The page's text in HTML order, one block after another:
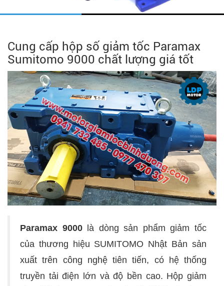
Cung cấp hộp số giảm tốc Paramax
Sumitomo 9000 chất lượng giá tốt
Paramax 9000là dòng sản phẩm giảm tốc
của thương hiệu SUMITOMO Nhật Bản sản
xuất trên công nghệ tiên tiến, có hệ thống
truyền tải điện lớn và độ bền cao. Hộp giảm